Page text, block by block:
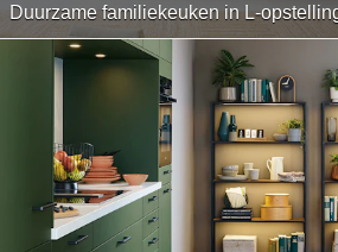
Duurzame familiekeuken in L-